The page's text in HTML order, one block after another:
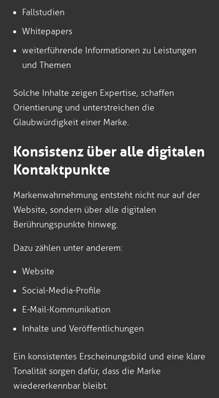
Fallstudien
Whitepapers
weiterführende Informationen zu Leistungen
und Themen
Solche Inhalte zeigen Expertise, schaffen
Orientierung und unterstreichen die
Glaubwürdigkeit einer Marke.
Konsistenz über alle digitalen
Kontaktpunkte
Markenwahrnehmung entsteht nicht nur auf der
Website, sondern über alle digitalen
Berührungspunkte hinweg.
Dazu zählen unter anderem:
Website
Social-Media-Profile
E-Mail-Kommunikation
Inhalte und Veröffentlichungen
Ein konsistentes Erscheinungsbild und eine klare
Tonalität sorgen dafür, dass die Marke
wiedererkennbar bleibt.